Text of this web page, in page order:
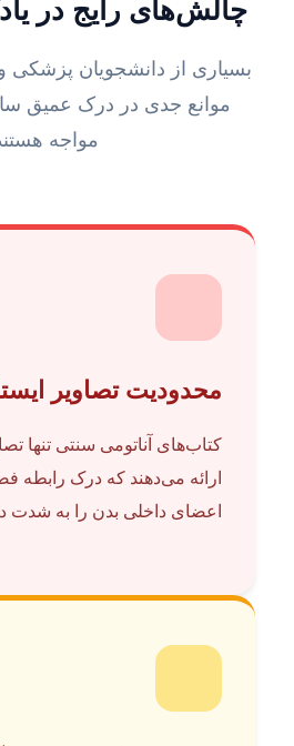
چالش‌های رایج در
بسیاری از دانشجویان پزشکی
موانع جدی در درک عمیق
مواجه
محدودیت تصاویر
کتاب‌های آناتومی سنتی تنها
ارائه می‌دهند که درک رابطه
اعضای داخلی بدن را به شدت